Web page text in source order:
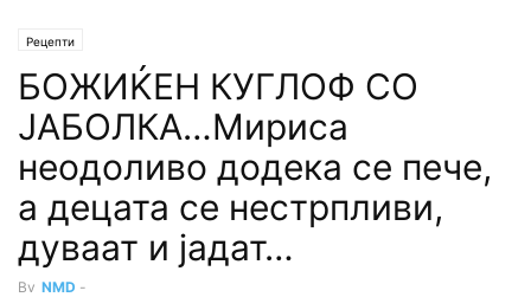
Рецепти
БОЖИЌЕН КУГЛОФ СО
ЈАБОЛКА…Мириса
неодоливо додека се пече,
а децата се нестрпливи,
дуваат и јадат…
By NMD -